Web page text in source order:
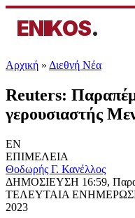
ENIKOS.
Αρχική » Διεθνή Νέα
Reuters:
γερουσιαστής
EN
ΕΠΙΜΕΛΕΙΑ
Θοδωρής Γ. Κανέλλος
ΔΗΜΟΣΙΕΥΣΗ 16:59,
ΤΕΛΕΥΤΑΙΑ
2023